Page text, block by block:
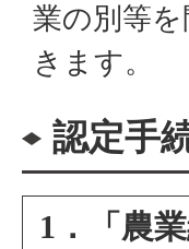
業の別等
きます。
認定手
1．「農